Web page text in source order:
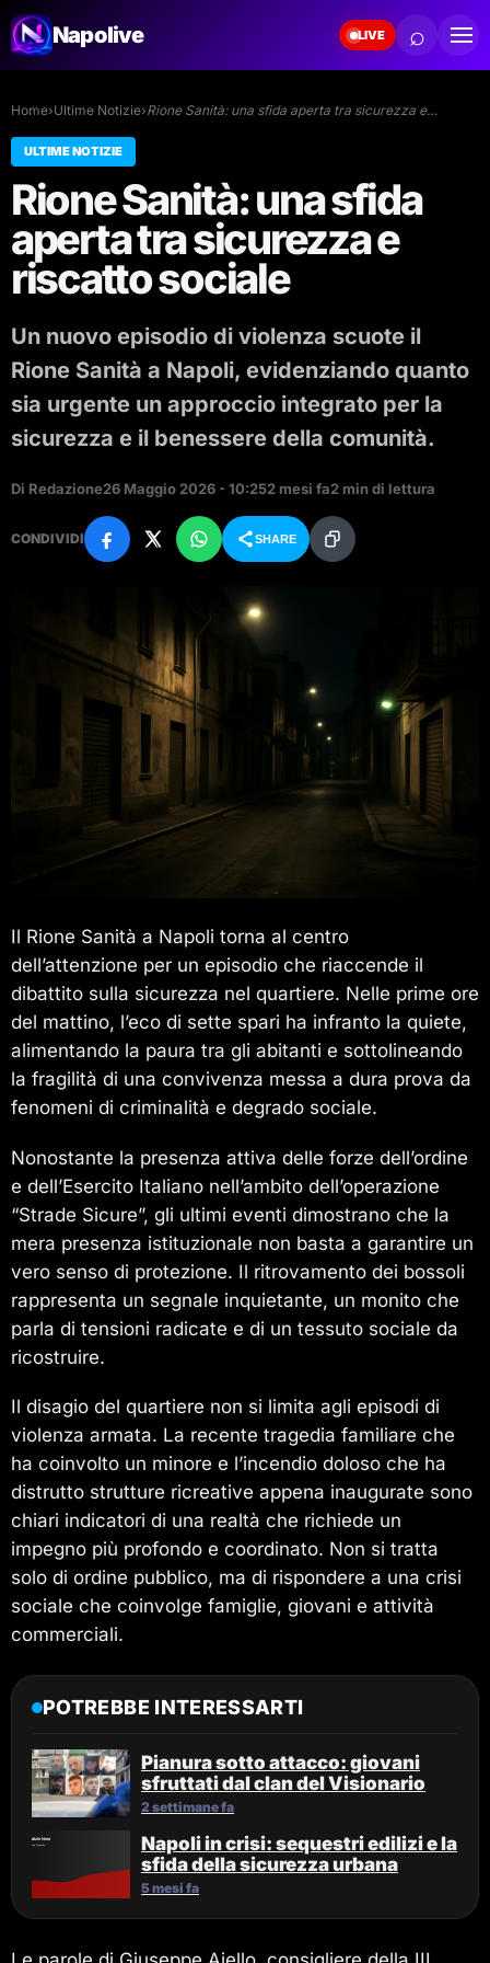
Napolive LIVE ⌕
Home›Ultime Notizie›Rione Sanità: una sfida aperta tra sicurezza e…
ULTIME NOTIZIE
Rione Sanità: una sfida
aperta tra sicurezza e
riscatto sociale
Un nuovo episodio di violenza scuote il
Rione Sanità a Napoli, evidenziando quanto
sia urgente un approccio integrato per la
sicurezza e il benessere della comunità.
Di Redazione26 Maggio 2026 - 10:252 mesi fa2 min di lettura
CONDIVIDI SHARE
Il Rione Sanità a Napoli torna al centro
dell’attenzione per un episodio che riaccende il
dibattito sulla sicurezza nel quartiere. Nelle prime ore
del mattino, l’eco di sette spari ha infranto la quiete,
alimentando la paura tra gli abitanti e sottolineando
la fragilità di una convivenza messa a dura prova da
fenomeni di criminalità e degrado sociale.
Nonostante la presenza attiva delle forze dell’ordine
e dell’Esercito Italiano nell’ambito dell’operazione
“Strade Sicure”, gli ultimi eventi dimostrano che la
mera presenza istituzionale non basta a garantire un
vero senso di protezione. Il ritrovamento dei bossoli
rappresenta un segnale inquietante, un monito che
parla di tensioni radicate e di un tessuto sociale da
ricostruire.
Il disagio del quartiere non si limita agli episodi di
violenza armata. La recente tragedia familiare che
ha coinvolto un minore e l’incendio doloso che ha
distrutto strutture ricreative appena inaugurate sono
chiari indicatori di una realtà che richiede un
impegno più profondo e coordinato. Non si tratta
solo di ordine pubblico, ma di rispondere a una crisi
sociale che coinvolge famiglie, giovani e attività
commerciali.
POTREBBE INTERESSARTI
Pianura sotto attacco: giovani
sfruttati dal clan del Visionario
2 settimane fa
Napoli in crisi: sequestri edilizi e la
sfida della sicurezza urbana
5 mesi fa